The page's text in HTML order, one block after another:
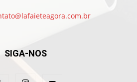
SIGA-NOS